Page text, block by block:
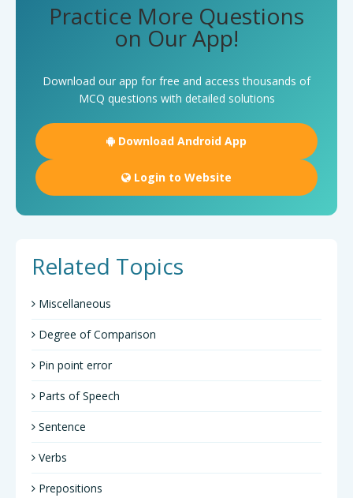
Practice More Questions
on Our App!
Download our app for free and access thousands of
MCQ questions with detailed solutions
Download Android App
Login to Website
Related Topics
Miscellaneous
Degree of Comparison
Pin point error
Parts of Speech
Sentence
Verbs
Prepositions